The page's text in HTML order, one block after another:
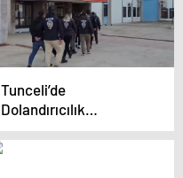
Tunceli’de
Dolandırıcılık
Operasyonu: 4 Kişi
Tutuklandı